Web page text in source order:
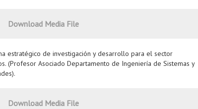
Download Media File
estratégico de investigación y desarrollo para el sector
(Profesor Asociado Departamento de Ingeniería de Sistemas y
Download Media File